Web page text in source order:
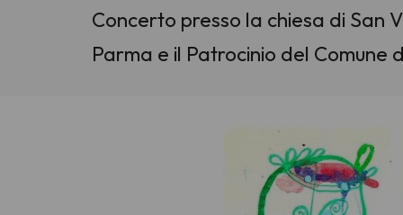
Concerto presso la chiesa di San
Parma e il Patrocinio del Comune